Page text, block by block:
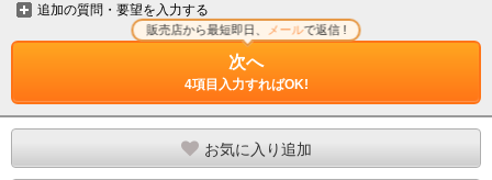
追加の質問・要望を入力する
次へ
4項目入力すればOK!
販売店から最短即日、 メール で返信 !
お気に入り追加